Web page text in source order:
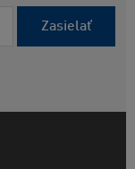
Zasielať